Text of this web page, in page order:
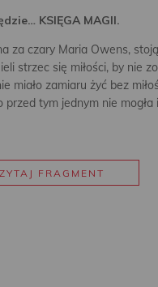
KSIĘGA MAGII.
za czary Maria Owens,
strzec się miłości, by nie
miało zamiaru żyć bez
przed tym jednym nie
FRAGMENT